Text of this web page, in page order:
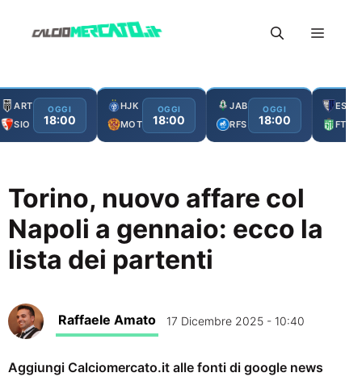
Menu
ART
SIO
OGGI
18:00
HJK
MOT
OGGI
18:00
JAB
RFS
OGGI
18:00
ESC
FTA
Torino, nuovo affare col
Napoli a gennaio: ecco la
lista dei partenti
Raffaele Amato 17 Dicembre 2025 - 10:40
Aggiungi Calciomercato.it alle fonti di google news